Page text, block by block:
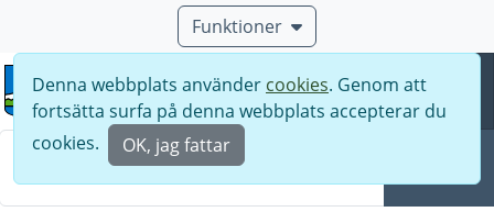
Funktioner
Meny
Denna webbplats använder cookies. Genom att
fortsätta surfa på denna webbplats accepterar du
cookies.
OK, jag fattar